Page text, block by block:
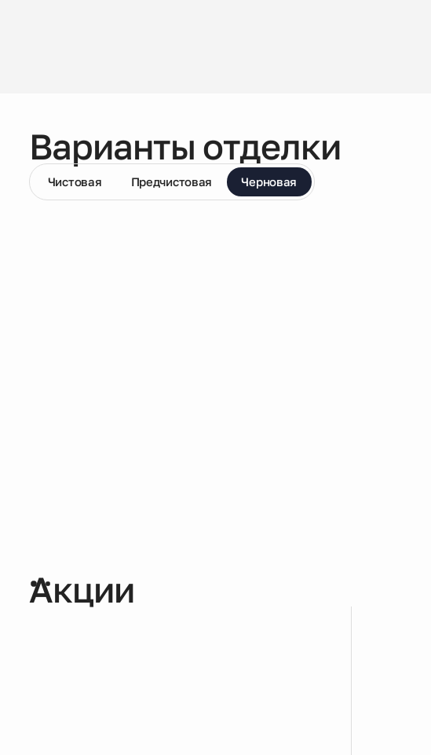
Варианты отделки
Чистовая Предчистовая Черновая
Акции